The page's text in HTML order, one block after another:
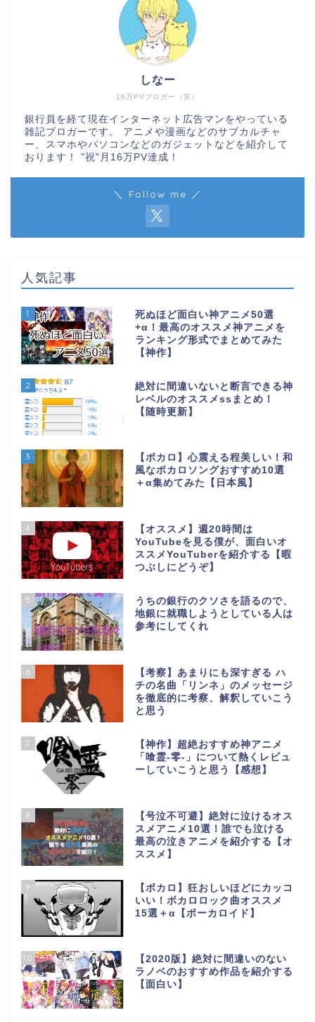
16万PVブロガー（笑）
しなー
銀行員を経て現在インターネット広告マンをやっている
雑記ブロガーです。 アニメや漫画などのサブカルチャ
ー、スマホやパソコンなどのガジェットなどを紹介して
おります！ "祝"月16万PV達成！
＼ Follow me ／
人気記事
1
死ぬほど面白い神アニメ50選
+α！最高のオススメ神アニメを
ランキング形式でまとめてみた
【神作】
2
絶対に間違いないと断言できる神
レベルのオススメssまとめ！
【随時更新】
3
【ボカロ】心震える程美しい！和
風なボカロソングおすすめ10選
＋α集めてみた【日本風】
4
【オススメ】週20時間は
YouTubeを見る僕が、面白いオ
ススメYouTuberを紹介する【暇
つぶしにどうぞ】
5
うちの銀行のクソさを語るので、
地銀に就職しようとしている人は
参考にしてくれ
6
【考察】あまりにも深すぎる ハ
チの名曲「リンネ」のメッセージ
を徹底的に考察、解釈していこう
と思う
7
【神作】超絶おすすめ神アニメ
「喰霊-零-」について熱くレビュ
ーしていこうと思う【感想】
8
【号泣不可避】絶対に泣けるオス
スメアニメ10選！誰でも泣ける
最高の泣きアニメを紹介する【オ
ススメ】
9
【ボカロ】狂おしいほどにカッコ
いい！ボカロロック曲オススメ
15選＋α【ボーカロイド】
10
【2020版】絶対に間違いのない
ラノベのおすすめ作品を紹介する
【面白い】